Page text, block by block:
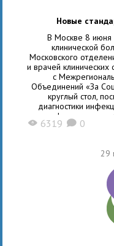
Новые
В Москве 8 июня
клинической
Московского
и врачей
с
Объединений «За
круглый стол,
диагностики
инфекционное
развивается как
Попадание
может произойти
X 6319 K 0
29